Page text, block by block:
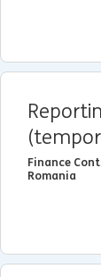
Finance
Romania